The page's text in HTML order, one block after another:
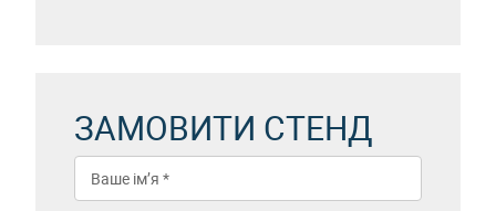
ЗАМОВИТИ СТЕНД